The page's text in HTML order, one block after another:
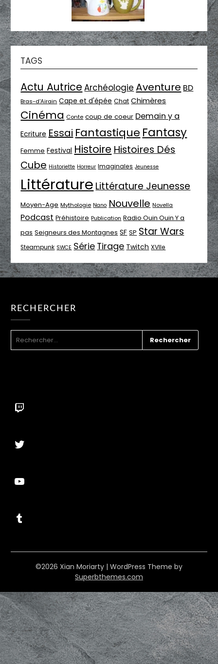
TAGS
Actu Autrice Archéologie Aventure BD
Bras-d'Airain Cape et d'épée Chat Chimères
Cinéma Conte coup de coeur Demain y a
Ecriture Essai Fantastique Fantasy
Femme Festival Histoire Histoires Dés
Cube Historiette Horreur Imaginales Jeunesse
Littérature Littérature Jeunesse
Moyen-Age Mythologie Nano Nouvelle Novella
Podcast Préhistoire Publication Radio Ouin Ouin Y a
pas Seigneurs des Montagnes SF SP Star Wars
Steampunk SWCE Série Tirage Twitch XVIIe
RECHERCHER
Twitch
Twitter
YouTube
Tumblr
©2026 Xian Moriarty | WordPress Theme by
Superbthemes.com